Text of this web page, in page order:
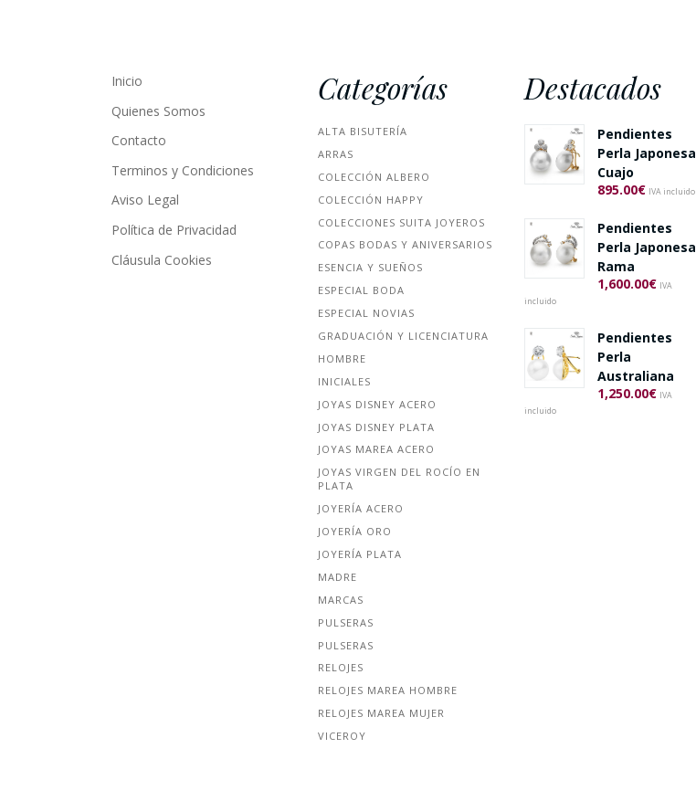
Inicio
Quienes Somos
Contacto
Terminos y Condiciones
Aviso Legal
Política de Privacidad
Cláusula Cookies
Categorías
ALTA BISUTERÍA
ARRAS
COLECCIÓN ALBERO
COLECCIÓN HAPPY
COLECCIONES SUITA JOYEROS
COPAS BODAS Y ANIVERSARIOS
ESENCIA Y SUEÑOS
ESPECIAL BODA
ESPECIAL NOVIAS
GRADUACIÓN Y LICENCIATURA
HOMBRE
INICIALES
JOYAS DISNEY ACERO
JOYAS DISNEY PLATA
JOYAS MAREA ACERO
JOYAS VIRGEN DEL ROCÍO EN
PLATA
JOYERÍA ACERO
JOYERÍA ORO
JOYERÍA PLATA
MADRE
MARCAS
PULSERAS
PULSERAS
RELOJES
RELOJES MAREA HOMBRE
RELOJES MAREA MUJER
VICEROY
Destacados
Pendientes
Perla Japonesa
Cuajo
895.00€ IVA incluido
Pendientes
Perla Japonesa
Rama
1,600.00€ IVA
incluido
Pendientes
Perla
Australiana
1,250.00€ IVA
incluido